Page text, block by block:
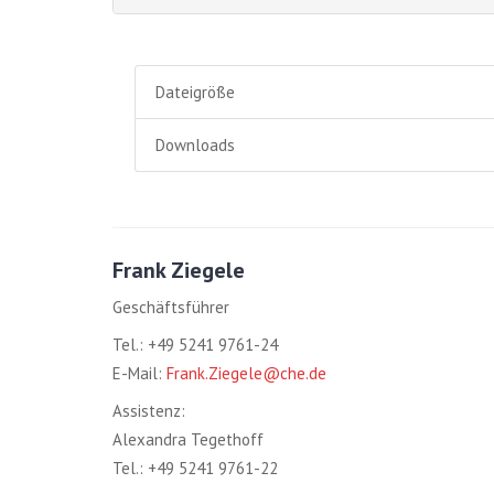
Dateigröße
Downloads
Frank Ziegele
Geschäftsführer
Tel.: +49 5241 9761-24
E-Mail: Frank.Ziegele@che.de
Assistenz:
Alexandra Tegethoff
Tel.: +49 5241 9761-22